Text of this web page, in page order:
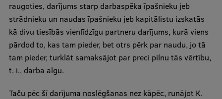
raugoties, darījums starp darbaspēka īpašnieku jeb
strādnieku un naudas īpašnieku jeb kapitālistu izskatās
kā divu tiesībās vienlīdzīgu partneru darījums, kurā viens
pārdod to, kas tam pieder, bet otrs pērk par naudu, jo tā
tam pieder, turklāt samaksājot par preci pilnu tās vērtību,
t. i., darba algu.
Taču pēc šī darījuma noslēgšanas nez kāpēc, runājot K.